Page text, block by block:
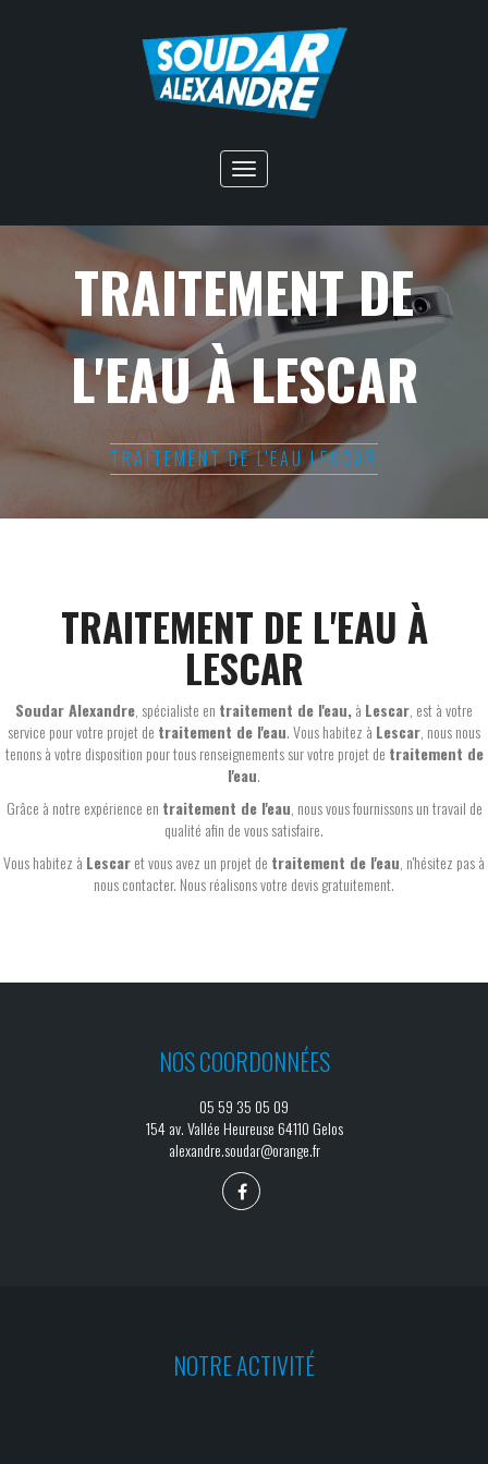
Toggle
navigation
TRAITEMENT DE
L'EAU À LESCAR
TRAITEMENT DE L'EAU LESCAR
TRAITEMENT DE L'EAU À
LESCAR
Soudar Alexandre , spécialiste en traitement de l'eau,à Lescar , est à votre
service pour votre projet de traitement de l'eau. Vous habitez à Lescar , nous nous
tenons à votre disposition pour tous renseignements sur votre projet de traitement de
l'eau.
Grâce à notre expérience en traitement de l'eau , nous vous fournissons un travail de
qualité afin de vous satisfaire.
Vous habitez à Lescaret vous avez un projet de traitement de l'eau , n'hésitez pas à
nous contacter. Nous réalisons votre devis gratuitement.
NOS COORDONNÉES
05 59 35 05 09
154 av. Vallée Heureuse 64110 Gelos
alexandre.soudar@orange.fr
NOTRE ACTIVITÉ